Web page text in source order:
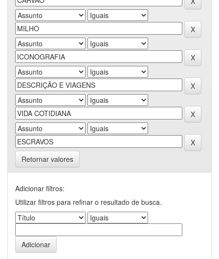
Retornar valores
Adicionar filtros:
Utilizar filtros para refinar o resultado de busca.